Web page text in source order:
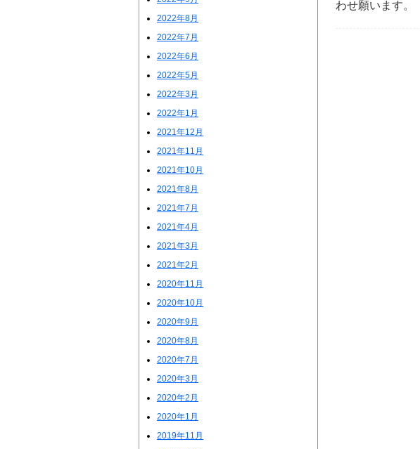
2022年8月
2022年7月
2022年6月
2022年5月
2022年3月
2022年1月
2021年12月
2021年11月
2021年10月
2021年8月
2021年7月
2021年4月
2021年3月
2021年2月
2020年11月
2020年10月
2020年9月
2020年8月
2020年7月
2020年3月
2020年2月
2020年1月
2019年11月
わせ願います。